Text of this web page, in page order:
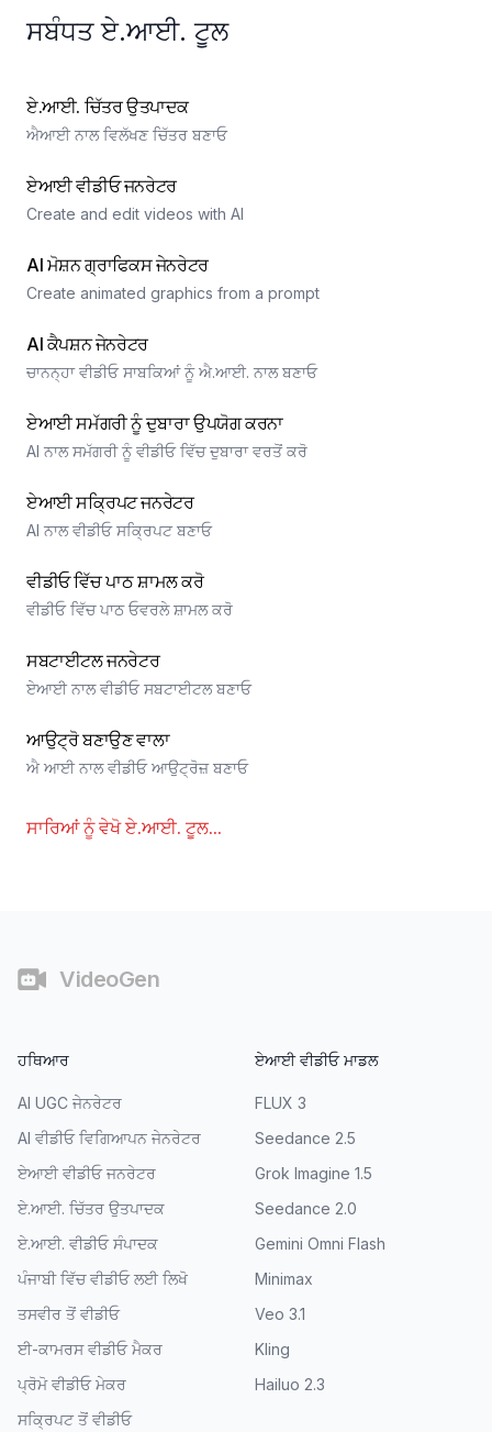
ਸਬੰਧਤ ਏ.ਆਈ. ਟੂਲ
ਏ.ਆਈ. ਚਿੱਤਰ ਉਤਪਾਦਕ
ਐਆਈ ਨਾਲ ਵਿਲੱਖਣ ਚਿੱਤਰ ਬਣਾਓ
ਏਆਈ ਵੀਡੀਓ ਜਨਰੇਟਰ
Create and edit videos with AI
AI ਮੋਸ਼ਨ ਗ੍ਰਾਫਿਕਸ ਜੇਨਰੇਟਰ
Create animated graphics from a prompt
AI ਕੈਪਸ਼ਨ ਜੇਨਰੇਟਰ
ਚਾਨਨ੍ਹਾ ਵੀਡੀਓ ਸਾਬਕਿਆਂ ਨੂੰ ਐ.ਆਈ. ਨਾਲ ਬਣਾਓ
ਏਆਈ ਸਮੱਗਰੀ ਨੂੰ ਦੁਬਾਰਾ ਉਪਯੋਗ ਕਰਨਾ
AI ਨਾਲ ਸਮੱਗਰੀ ਨੂੰ ਵੀਡੀਓ ਵਿੱਚ ਦੁਬਾਰਾ ਵਰਤੋਂ ਕਰੋ
ਏਆਈ ਸਕ੍ਰਿਪਟ ਜਨਰੇਟਰ
AI ਨਾਲ ਵੀਡੀਓ ਸਕ੍ਰਿਪਟ ਬਣਾਓ
ਵੀਡੀਓ ਵਿੱਚ ਪਾਠ ਸ਼ਾਮਲ ਕਰੋ
ਵੀਡੀਓ ਵਿੱਚ ਪਾਠ ਓਵਰਲੇ ਸ਼ਾਮਲ ਕਰੋ
ਸਬਟਾਈਟਲ ਜਨਰੇਟਰ
ਏਆਈ ਨਾਲ ਵੀਡੀਓ ਸਬਟਾਈਟਲ ਬਣਾਓ
ਆਉਟ੍ਰੋ ਬਣਾਉਣ ਵਾਲਾ
ਐ ਆਈ ਨਾਲ ਵੀਡੀਓ ਆਉਟ੍ਰੋਜ਼ ਬਣਾਓ
ਸਾਰਿਆਂ ਨੂੰ ਵੇਖੋ ਏ.ਆਈ. ਟੂਲ...
VideoGen
ਹਥਿਆਰ
AI UGC ਜੇਨਰੇਟਰ
AI ਵੀਡੀਓ ਵਿਗਿਆਪਨ ਜੇਨਰੇਟਰ
ਏਆਈ ਵੀਡੀਓ ਜਨਰੇਟਰ
ਏ.ਆਈ. ਚਿੱਤਰ ਉਤਪਾਦਕ
ਏ.ਆਈ. ਵੀਡੀਓ ਸੰਪਾਦਕ
ਪੰਜਾਬੀ ਵਿੱਚ ਵੀਡੀਓ ਲਈ ਲਿਖੋ
ਤਸਵੀਰ ਤੋਂ ਵੀਡੀਓ
ਈ-ਕਾਮਰਸ ਵੀਡੀਓ ਮੈਕਰ
ਪ੍ਰੋਮੋ ਵੀਡੀਓ ਮੇਕਰ
ਸਕ੍ਰਿਪਟ ਤੋਂ ਵੀਡੀਓ
ਏਆਈ ਵੀਡੀਓ ਮਾਡਲ
FLUX 3
Seedance 2.5
Grok Imagine 1.5
Seedance 2.0
Gemini Omni Flash
Minimax
Veo 3.1
Kling
Hailuo 2.3